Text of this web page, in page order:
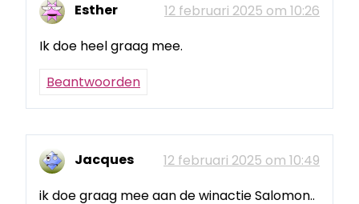
Esther
12 februari 2025 om 10:26
Ik doe heel graag mee.
Beantwoorden
Jacques
12 februari 2025 om 10:49
ik doe graag mee aan de winactie Salomon..